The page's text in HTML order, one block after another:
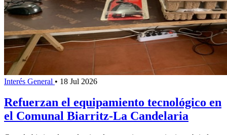
Interés General • 18 Jul 2026
Refuerzan el equipamiento tecnológico en
el Comunal Biarritz-La Candelaria